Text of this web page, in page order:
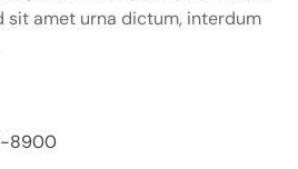
sit amet urna dictum, interdum
8900